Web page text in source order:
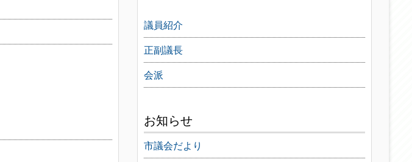
議員紹介
正副議長
会派
お知らせ
市議会だより